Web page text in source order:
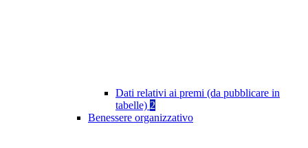
Dati relativi ai premi (da pubblicare in
tabelle) 2
Benessere organizzativo